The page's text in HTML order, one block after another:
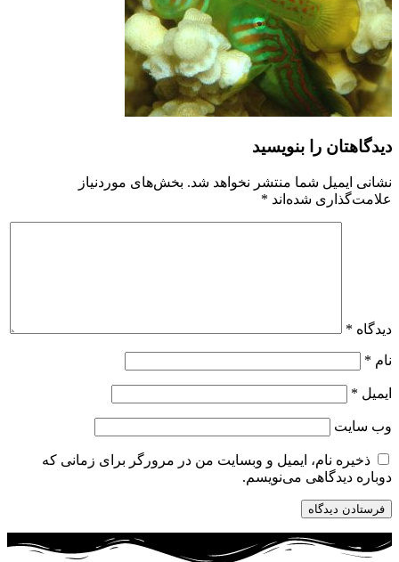
دیدگاهتان را بنویسید
نشانی ایمیل شما منتشر نخواهد شد. بخش‌های موردنیاز
علامت‌گذاری شده‌اند *
دیدگاه *
نام *
ایمیل *
وب‌ سایت
ذخیره نام، ایمیل و وبسایت من در مرورگر برای زمانی که
دوباره دیدگاهی می‌نویسم.